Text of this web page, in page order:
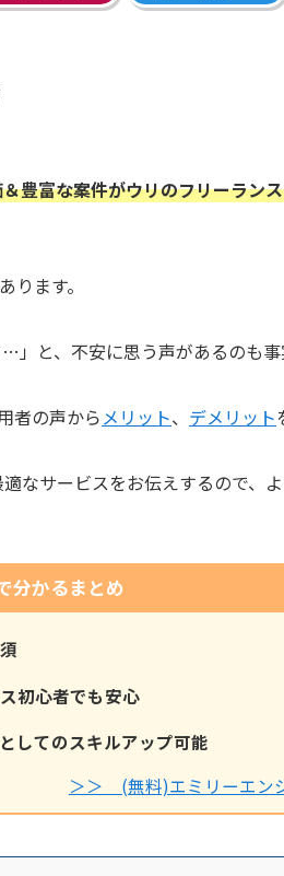
豊富な案件がウリのフリーラン
ます。
」と、不安に思う声があるのも
者の声から メリット、 デメリット
なサービスをお伝えするので、
分かるまとめ
初心者でも安心
してのスキルアップ可能
＞＞ (無料)エミリーエン